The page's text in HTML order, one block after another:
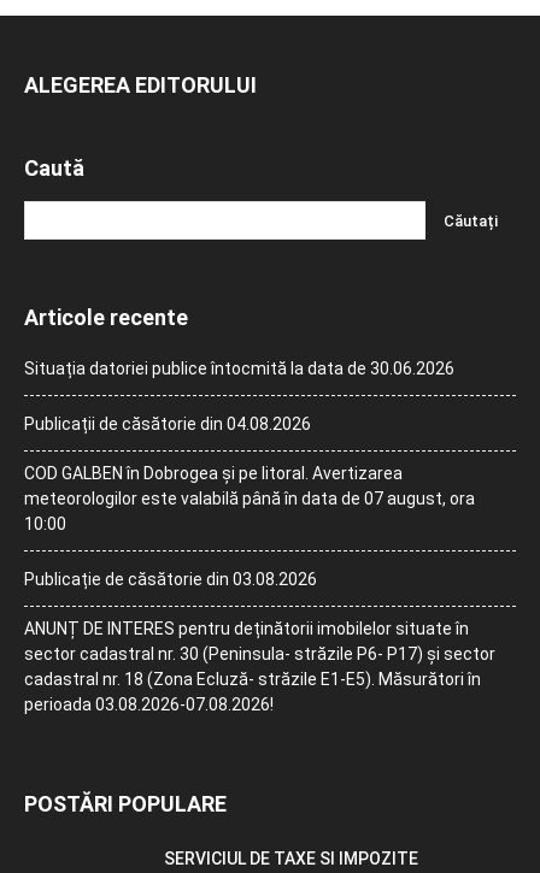
ALEGEREA EDITORULUI
Caută
Articole recente
Situația datoriei publice întocmită la data de 30.06.2026
Publicații de căsătorie din 04.08.2026
COD GALBEN în Dobrogea și pe litoral. Avertizarea
meteorologilor este valabilă până în data de 07 august, ora
10:00
Publicație de căsătorie din 03.08.2026
ANUNȚ DE INTERES pentru deținătorii imobilelor situate în
sector cadastral nr. 30 (Peninsula- străzile P6- P17) și sector
cadastral nr. 18 (Zona Ecluză- străzile E1-E5). Măsurători în
perioada 03.08.2026-07.08.2026!
POSTĂRI POPULARE
SERVICIUL DE TAXE SI IMPOZITE